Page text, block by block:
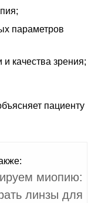
параметров
качества зрения;
пациенту
миопию:
линзы для